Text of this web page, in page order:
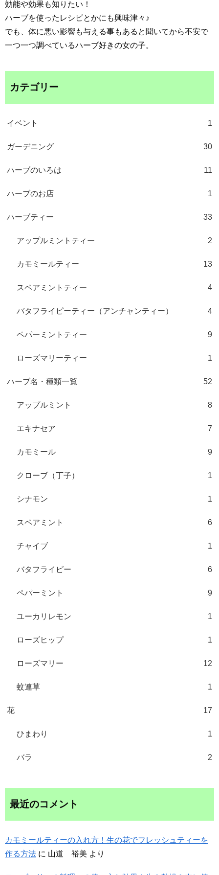
効能や効果も知りたい！
ハーブを使ったレシピとかにも興味津々♪
でも、体に悪い影響も与える事もあると聞いてから不安で
一つ一つ調べているハーブ好きの女の子。
カテゴリー
イベント 1
ガーデニング 30
ハーブのいろは 11
ハーブのお店 1
ハーブティー 33
アップルミントティー 2
カモミールティー 13
スペアミントティー 4
バタフライピーティー（アンチャンティー） 4
ペパーミントティー 9
ローズマリーティー 1
ハーブ名・種類一覧 52
アップルミント 8
エキナセア 7
カモミール 9
クローブ（丁子） 1
シナモン 1
スペアミント 6
チャイブ 1
バタフライピー 6
ペパーミント 9
ユーカリレモン 1
ローズヒップ 1
ローズマリー 12
蚊連草 1
花 17
ひまわり 1
バラ 2
最近のコメント
カモミールティーの入れ方！生の花でフレッシュティーを
作る方法 に 山道 裕美 より